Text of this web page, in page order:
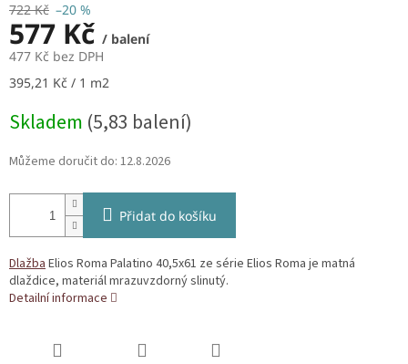
722 Kč –20 %
577 Kč / balení
477 Kč bez DPH
Měrná
395,21 Kč / 1 m2
Skladem (5,83 balení)
Můžeme doručit do: 12.8.2026
Přidat do košíku
DlažbaElios Roma Palatino 40,5x61 ze série Elios Roma je matná
dlaždice, materiál mrazuvzdorný slinutý.
Detailní informace